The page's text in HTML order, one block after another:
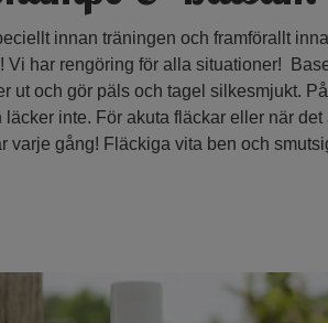
innan träningen och framförallt
har rengöring för alla situationer!
ut och gör päls och tagel silkesmjukt.
inte. För akuta fläckar eller när
varje gång! Fläckiga vita ben och